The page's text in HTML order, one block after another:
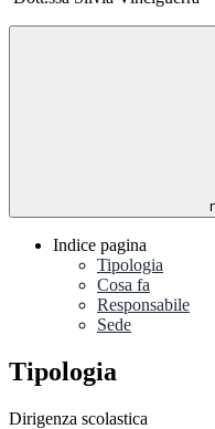
Indice pagina
Tipologia
Cosa fa
Responsabile
Sede
Tipologia
Dirigenza scolastica